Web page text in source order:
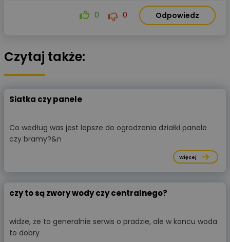
0 0 Odpowiedz
Czytaj także:
Siatka czy panele
Co według was jest lepsze do ogrodzenia działki panele
czy bramy?&n
Więcej
czy to są zwory wody czy centralnego?
widze, ze to generalnie serwis o pradzie, ale w koncu woda
to dobry